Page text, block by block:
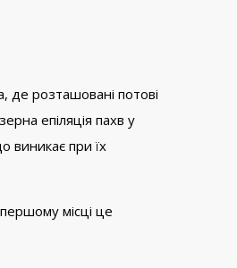
де розташовані потові
епіляція пахв у
виникає при їх
місці це